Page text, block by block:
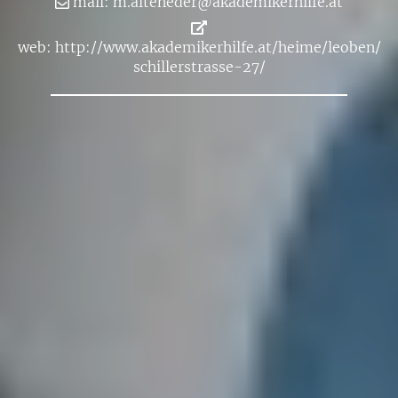
web: http://​www.​aka​demi​kerh​ilfe.​at/​heime/​leoben/​
sch​ille​rstr​asse-​27/